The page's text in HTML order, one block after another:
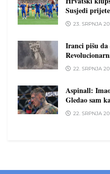
Susjedi
23. SRPNJA
Iranci pišu da
22. SRPNJA
Aspinall:
Gledao sam
22. SRPNJA